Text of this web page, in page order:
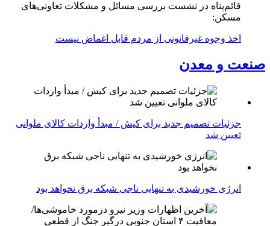
قائم‌پناه در نشست بررسی مسائل و مشکلات تعاونی‌های
مسکن:
اخذ وجوه غیرقانونی از مردم قابل اغماض نیست
صنعت و معدن
جزئیات تصمیم جدید برای کیش / مبدأ واردات کالای ملوانی
تعیین شد
انرژی خورشیدی به تنهایی ناجی شبکه برق نخواهد بود